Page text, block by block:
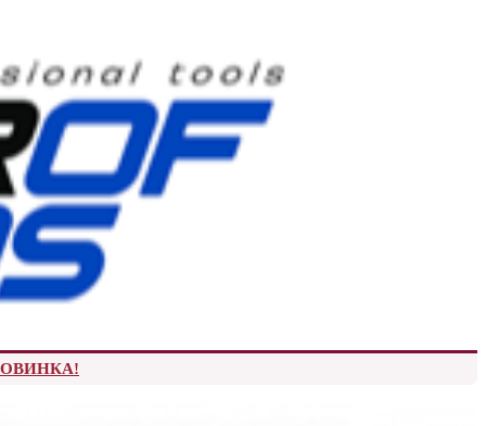
НОВИНКА!